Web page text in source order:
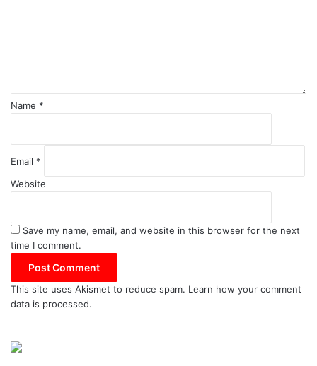
Name *
Email *
Website
Save my name, email, and website in this browser for the next
time I comment.
This site uses Akismet to reduce spam. Learn how your comment
data is processed.